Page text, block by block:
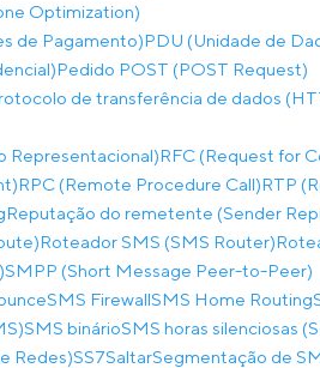
Optimization)
de Pagamento)PDU (Unidade de
Pedido POST (POST Request)
de transferência de dados
Representacional)RFC (Request for
RPC (Remote Procedure Call)RTP
Reputação do remetente (Sender
Roteador SMS (SMS Router)
SMPP (Short Message Peer-to-Peer)
SMS FirewallSMS Home Routing
SMS binárioSMS horas silenciosas
Redes)SS7SaltarSegmentação de